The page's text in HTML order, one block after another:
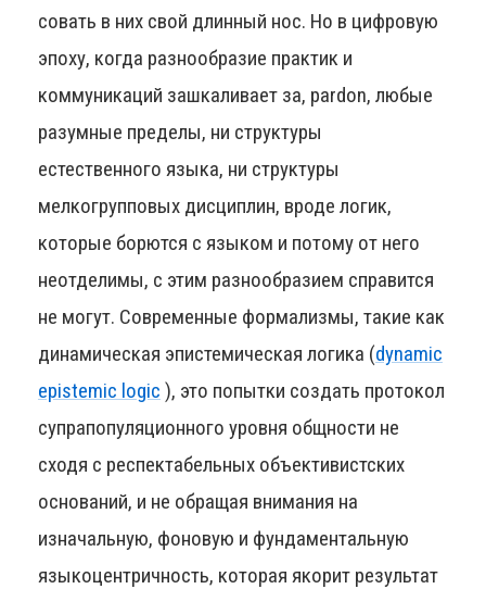
совать в них свой длинный нос. Но в цифровую
эпоху, когда разнообразие практик и
коммуникаций зашкаливает за, pardon, любые
разумные пределы, ни структуры
естественного языка, ни структуры
мелкогрупповых дисциплин, вроде логик,
которые борются с языком и потому от него
неотделимы, с этим разнообразием справится
не могут. Современные формализмы, такие как
динамическая эпистемическая логика (dynamic
epistemic logic ), это попытки создать протокол
супрапопуляционного уровня общности не
сходя с респектабельных объективистских
оснований, и не обращая внимания на
изначальную, фоновую и фундаментальную
языкоцентричность, которая якорит результат